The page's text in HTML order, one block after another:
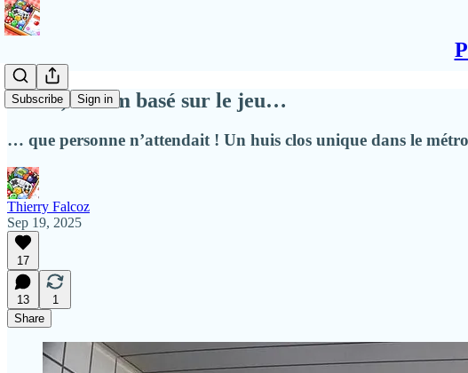
Subscribe Sign in
Exit 8, le film basé sur le jeu…
… que personne n’attendait ! Un huis clos unique dans le
Thierry Falcoz
Sep 19, 2025
17
13
1
Share